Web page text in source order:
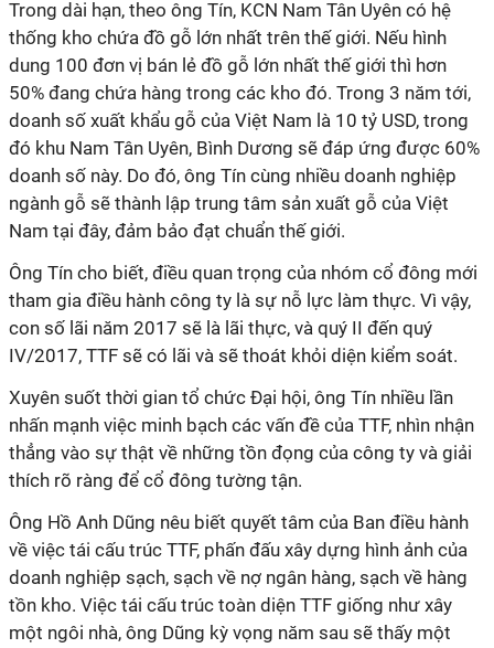
Trong dài hạn, theo ông Tín, KCN Nam Tân Uyên có hệ
thống kho chứa đồ gỗ lớn nhất trên thế giới. Nếu hình
dung 100 đơn vị bán lẻ đồ gỗ lớn nhất thế giới thì hơn
50% đang chứa hàng trong các kho đó. Trong 3 năm tới,
doanh số xuất khẩu gỗ của Việt Nam là 10 tỷ USD, trong
đó khu Nam Tân Uyên, Bình Dương sẽ đáp ứng được 60%
doanh số này. Do đó, ông Tín cùng nhiều doanh nghiệp
ngành gỗ sẽ thành lập trung tâm sản xuất gỗ của Việt
Nam tại đây, đảm bảo đạt chuẩn thế giới.
Ông Tín cho biết, điều quan trọng của nhóm cổ đông mới
tham gia điều hành công ty là sự nỗ lực làm thực. Vì vậy,
con số lãi năm 2017 sẽ là lãi thực, và quý II đến quý
IV/2017, TTF sẽ có lãi và sẽ thoát khỏi diện kiểm soát.
Xuyên suốt thời gian tổ chức Đại hội, ông Tín nhiều lần
nhấn mạnh việc minh bạch các vấn đề của TTF, nhìn nhận
thẳng vào sự thật về những tồn đọng của công ty và giải
thích rõ ràng để cổ đông tường tận.
Ông Hồ Anh Dũng nêu biết quyết tâm của Ban điều hành
về việc tái cấu trúc TTF, phấn đấu xây dựng hình ảnh của
doanh nghiệp sạch, sạch về nợ ngân hàng, sạch về hàng
tồn kho. Việc tái cấu trúc toàn diện TTF giống như xây
một ngôi nhà, ông Dũng kỳ vọng năm sau sẽ thấy một